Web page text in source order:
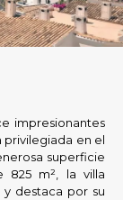
impresionantes
privilegiada en el
superficie
825 m², la villa
y destaca por su